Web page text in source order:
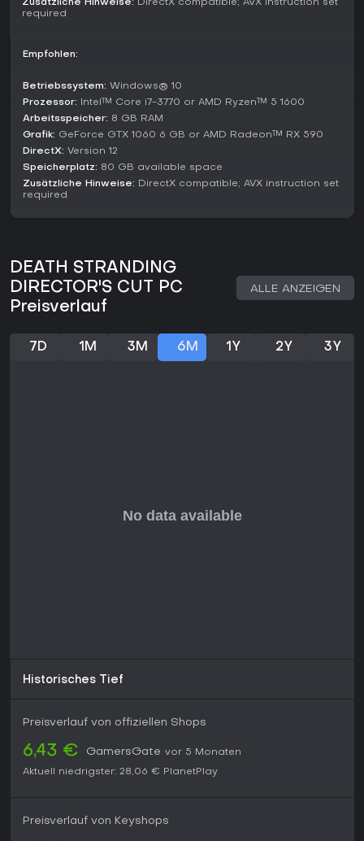
Stimmen aus über 18.000 englischen Reviews überzeugt
innovativen Ansatz. Wer nachdenkliche Erkundung, narrative
belohnen, findet hier ein einzigartiges Erlebnis. Es eignet sich
perfekt für reflektierende Singleplayer-Reisen statt schneller
Matches und ist ein Muss für Liebhaber tiefer,
atmosphärischer Welten.
Zusätzliche Hinweise: DirectX compatible; AVX instruction set
required
Empfohlen:
Betriebssystem: Windows® 10
Prozessor: Intel™ Core i7-3770 or AMD Ryzen™ 5 1600
Arbeitsspeicher: 8 GB RAM
Grafik: GeForce GTX 1060 6 GB or AMD Radeon™ RX 590
DirectX: Version 12
Speicherplatz: 80 GB available space
Zusätzliche Hinweise: DirectX compatible; AVX instruction set
required
DEATH STRANDING
DIRECTOR'S CUT PC
Preisverlauf
ALLE ANZEIGEN
7D 1M 3M 6M 1Y 2Y 3Y
Historisches Tief
Preisverlauf von offiziellen Shops
6,43 € GamersGate vor 5 Monaten
Aktuell niedrigster: 28,06 € PlanetPlay
Preisverlauf von Keyshops